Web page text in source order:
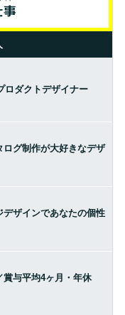
ロダクトデザイナー
グ制作が大好きなデザ
ザインであなたの個性
与平均4ヶ月・年休